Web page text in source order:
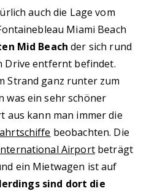
auch die Lage vom
Miami Beach
Mid Beach der sich rund
Drive entfernt befindet.
Strand ganz runter zum
was ein sehr schöner
aus kann man immer die
beobachten. Die
Airportbeträgt
ein Mietwagen ist auf
sind dort die